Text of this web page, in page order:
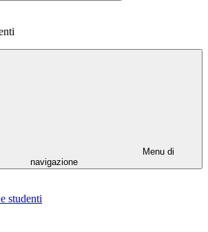
Menu di
navigazione
studenti